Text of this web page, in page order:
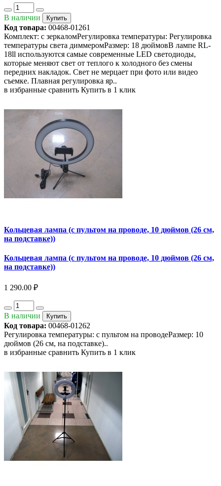
В наличии Купить
Код товара: 00468-01261
Комплект: с зеркаломРегулировка температуры: Регулировка
температуры света диммеромРазмер: 18 дюймовВ лампе RL-
18ll используются самые современные LED светодиоды,
которые меняют свет от теплого к холодного без смены
передних накладок. Свет не мерцает при фото или видео
съемке. Плавная регулировка яр..
в избранные сравнить Купить в 1 клик
Кольцевая лампа (с пультом на проводе, 10 дюймов (26 см,
на подставке))
Кольцевая лампа (с пультом на проводе, 10 дюймов (26 см,
на подставке))
1 290.00 ₽
В наличии Купить
Код товара: 00468-01262
Регулировка температуры: с пультом на проводеРазмер: 10
дюймов (26 см, на подставке)..
в избранные сравнить Купить в 1 клик